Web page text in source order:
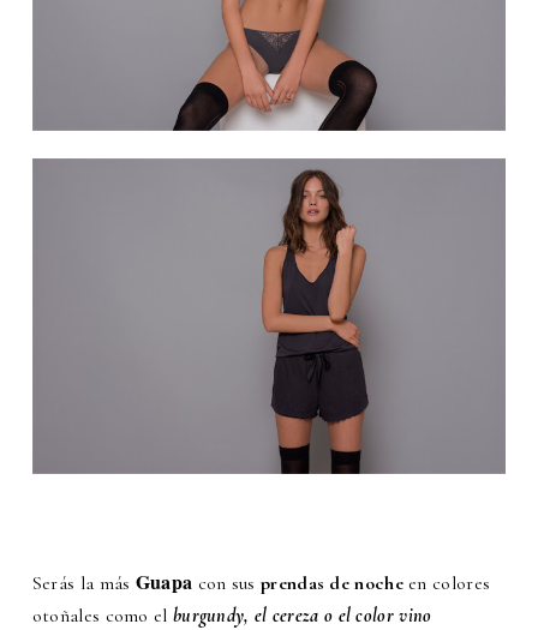
Serás la más Guapa con sus prendas de nocheen colores
otoñales como el burgundy, el cereza o el color vino